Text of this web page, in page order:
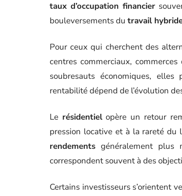
taux d’occupation financier
bouleversements du travail
Pour ceux qui cherchent des
centres commerciaux,
soubresauts économiques,
rentabilité dépend de l’évolution
Le résidentielopère un retour
pression locative et à la rareté
rendements généralement plus
correspondent souvent à des
Certains investisseurs s’orientent